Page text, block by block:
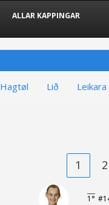
ALLAR KAPPINGAR
Hagtøl Lið Leikara
1 2
1°